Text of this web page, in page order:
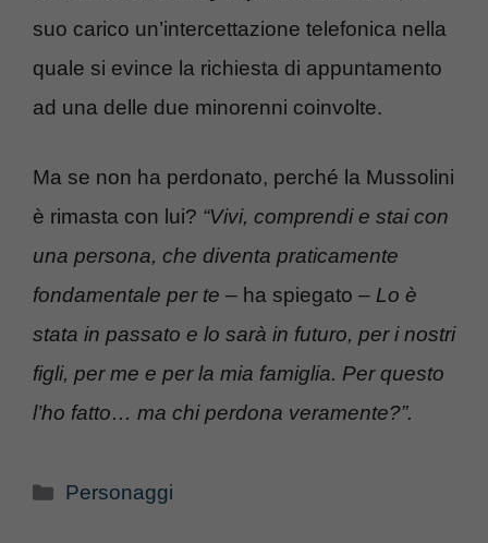
suo carico un’intercettazione telefonica nella
quale si evince la richiesta di appuntamento
ad una delle due minorenni coinvolte.
Ma se non ha perdonato, perché la Mussolini
è rimasta con lui? “Vivi, comprendi e stai con
una persona, che diventa praticamente
fondamentale per te – ha spiegato – Lo è
stata in passato e lo sarà in futuro, per i nostri
figli, per me e per la mia famiglia. Per questo
l’ho fatto… ma chi perdona veramente?”.
Categorie
Personaggi